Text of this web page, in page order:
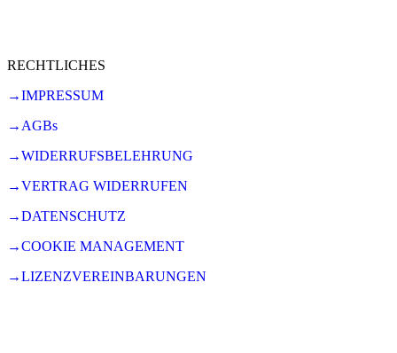
RECHTLICHES
→IMPRESSUM
→AGBs
→WIDERRUFSBELEHRUNG
→VERTRAG WIDERRUFEN
→DATENSCHUTZ
→COOKIE MANAGEMENT
→LIZENZVEREINBARUNGEN